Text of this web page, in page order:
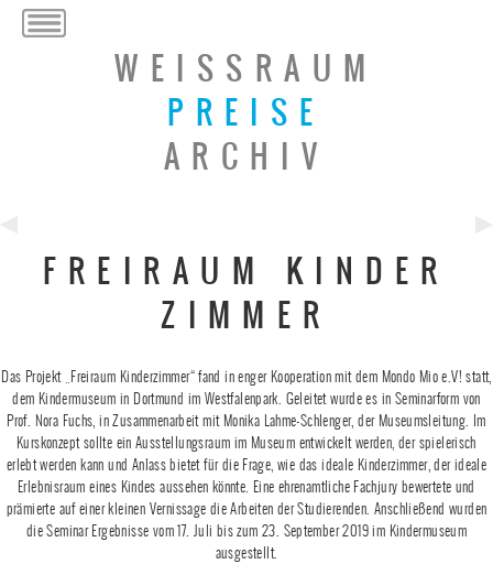
WEISSRAUM
PREISE
ARCHIV
FREIRAUM KINDER
ZIMMER
Das Projekt „Freiraum Kinderzimmer“ fand in enger Kooperation mit dem Mondo Mio e.V! statt,
dem Kindermuseum in Dortmund im Westfalenpark. Geleitet wurde es in Seminarform von
Prof. Nora Fuchs, in Zusammenarbeit mit Monika Lahme-Schlenger, der Museumsleitung. Im
Kurskonzept sollte ein Ausstellungsraum im Museum entwickelt werden, der spielerisch
erlebt werden kann und Anlass bietet für die Frage, wie das ideale Kinderzimmer, der ideale
Erlebnisraum eines Kindes aussehen könnte. Eine ehrenamtliche Fachjury bewertete und
prämierte auf einer kleinen Vernissage die Arbeiten der Studierenden. Anschließend wurden
die Seminar Ergebnisse vom 17. Juli bis zum 23. September 2019 im Kindermuseum
ausgestellt.
Previous